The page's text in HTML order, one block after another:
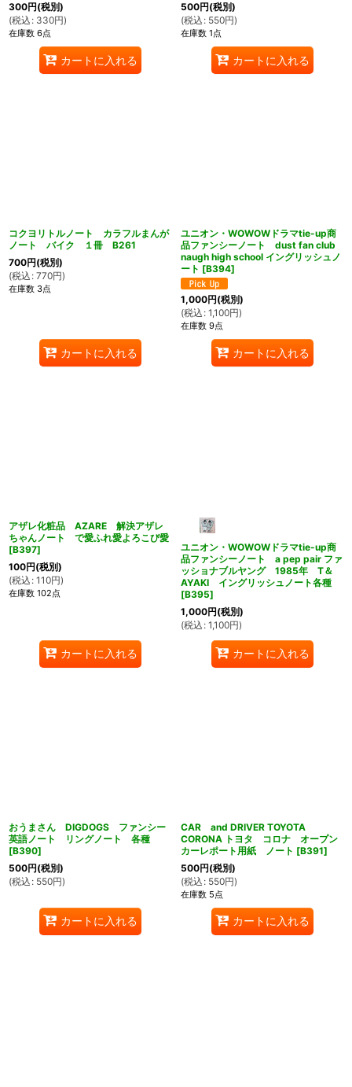
300円(税別)
(税込 : 330円)
在庫数 6点
カートに入れる
500円(税別)
(税込 : 550円)
在庫数 1点
カートに入れる
コクヨリトルノート カラフルまんが
ノート バイク １冊 B261
700円(税別)
(税込 : 770円)
在庫数 3点
カートに入れる
ユニオン・WOWOWドラマtie-up商
品ファンシーノート dust fan club
naugh high school イングリッシュノ
ート [B394]
1,000円(税別)
(税込 : 1,100円)
在庫数 9点
カートに入れる
アザレ化粧品 AZARE 解決アザレ
ちゃんノート で愛ふれ愛よろこび愛
[B397]
100円(税別)
(税込 : 110円)
在庫数 102点
カートに入れる
ユニオン・WOWOWドラマtie-up商
品ファンシーノート a pep pair ファ
ッショナブルヤング 1985年 T＆
AYAKI イングリッシュノート各種
[B395]
1,000円(税別)
(税込 : 1,100円)
カートに入れる
おうまさん DIGDOGS ファンシー
英語ノート リングノート 各種
[B390]
500円(税別)
(税込 : 550円)
カートに入れる
CAR and DRIVER TOYOTA
CORONA トヨタ コロナ オープン
カーレポート用紙 ノート [B391]
500円(税別)
(税込 : 550円)
在庫数 5点
カートに入れる